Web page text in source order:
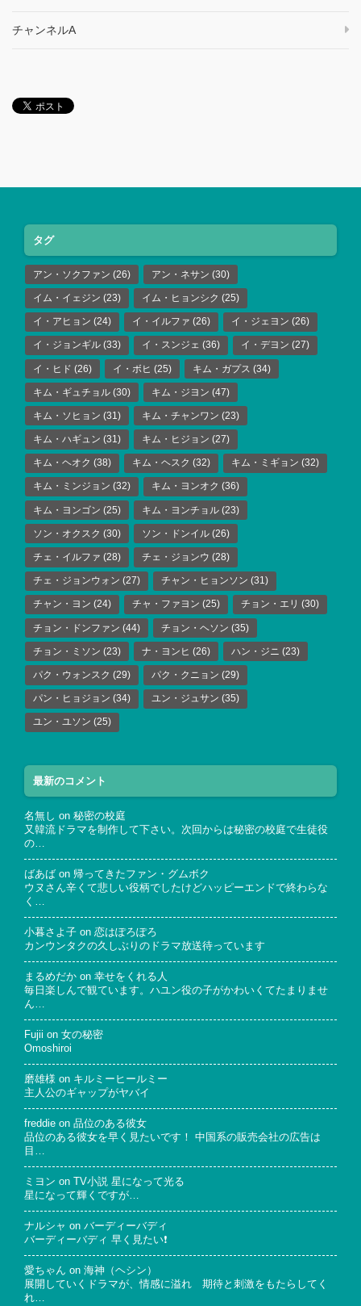
チャンネルA
タグ
アン・ソクファン (26) アン・ネサン (30)
イム・イェジン (23) イム・ヒョンシク (25)
イ・アヒョン (24) イ・イルファ (26) イ・ジェヨン (26)
イ・ジョンギル (33) イ・スンジェ (36) イ・デヨン (27)
イ・ヒド (26) イ・ボヒ (25) キム・ガプス (34)
キム・ギュチョル (30) キム・ジヨン (47)
キム・ソヒョン (31) キム・チャンワン (23)
キム・ハギュン (31) キム・ヒジョン (27)
キム・ヘオク (38) キム・ヘスク (32) キム・ミギョン (32)
キム・ミンジョン (32) キム・ヨンオク (36)
キム・ヨンゴン (25) キム・ヨンチョル (23)
ソン・オクスク (30) ソン・ドンイル (26)
チェ・イルファ (28) チェ・ジョンウ (28)
チェ・ジョンウォン (27) チャン・ヒョンソン (31)
チャン・ヨン (24) チャ・ファヨン (25) チョン・エリ (30)
チョン・ドンファン (44) チョン・ヘソン (35)
チョン・ミソン (23) ナ・ヨンヒ (26) ハン・ジニ (23)
パク・ウォンスク (29) パク・クニョン (29)
パン・ヒョジョン (34) ユン・ジュサン (35)
ユン・ユソン (25)
最新のコメント
名無し on 秘密の校庭
又韓流ドラマを制作して下さい。次回からは秘密の校庭で生徒役
の…
ばあば on 帰ってきたファン・グムボク
ウヌさん辛くて悲しい役柄でしたけどハッピーエンドで終わらな
く…
小暮さよ子 on 恋はぽろぽろ
カンウンタクの久しぶりのドラマ放送待っています
まるめだか on 幸せをくれる人
毎日楽しんで観ています。ハユン役の子がかわいくてたまりませ
ん…
Fujii on 女の秘密
Omoshiroi
磨雄様 on キルミーヒールミー
主人公のギャップがヤバイ
freddie on 品位のある彼女
品位のある彼女を早く見たいです！ 中国系の販売会社の広告は
目…
ミヨン on
TV小説 星になって光る
星になって輝くですが…
ナルシャ on バーディーバディ
バーディーバディ 早く見たい❗
愛ちゃん on 海神（ヘシン）
展開していくドラマが、情感に溢れ 期待と刺激をもたらしてく
れ…